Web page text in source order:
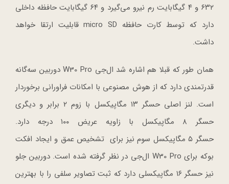
۶۳۲ و ۴ گیگابایت رم نیرو می‌گیرد و ۶۴ گیگابایت حافظه داخلی
دارد که توسط کارت حافظه micro SD قابلیت ارتقا خواهد
داشت.
همان طور که قبلا هم اشاره شد ال‌جی W30 Pro دوربین سه‌گانه‌
قدرتمندی دارد که از هوش مصنوعی با امکانات فراورانی برخوردار
است. لنز اصلی حسگر ۱۳ مگاپیکسل با زوم ۲ برابر و دیگری
حسگر ۸ مگاپیکسل با زاویه عریض ۱۰۰ درجه دارد.
حسگر ۵ مگاپیکسل سوم نیز برای تشخیص عمق و ایجاد افکت
بوکه برای W30 Pro ال‌جی در نظر گرفته شده است. دوربین جلو
نیز حسگر ۱۶ مگاپیکسلی دارد که ثبت تصاویر سلفی را با بهترین